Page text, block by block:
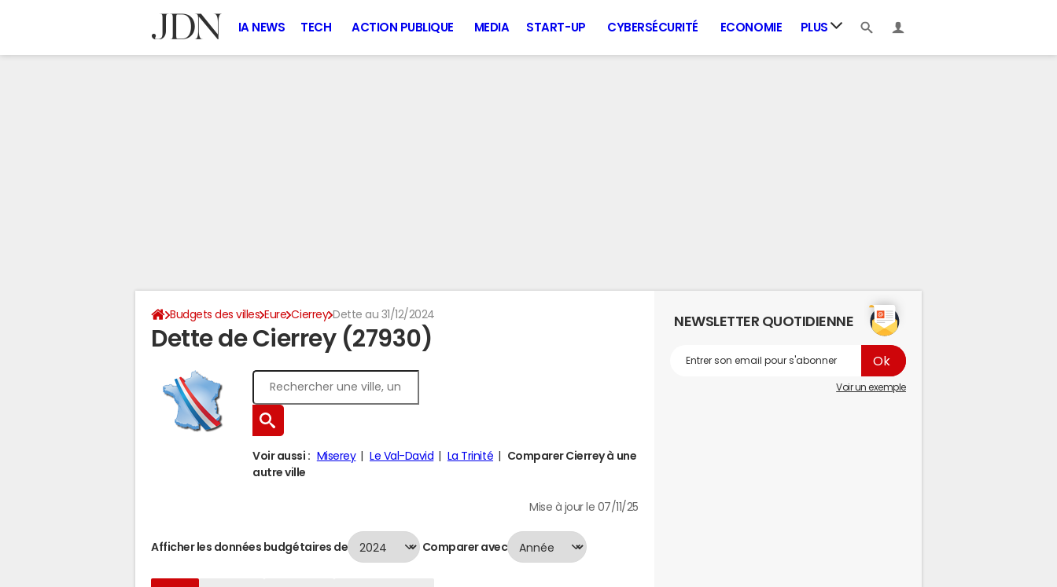
IA NEWS TECH ACTION PUBLIQUE MEDIA START-UP CYBERSÉCURITÉ ECONOMIE PLUS
Budgets des villes Eure Cierrey Dette au 31/12/2024
Dette de Cierrey (27930)
Voir aussi : Miserey Le Val-David La Trinité
Comparer Cierrey à une
autre ville
Mise à jour le 07/11/25
Afficher les données budgétaires de Comparer avec
NEWSLETTER QUOTIDIENNE
Voir un exemple